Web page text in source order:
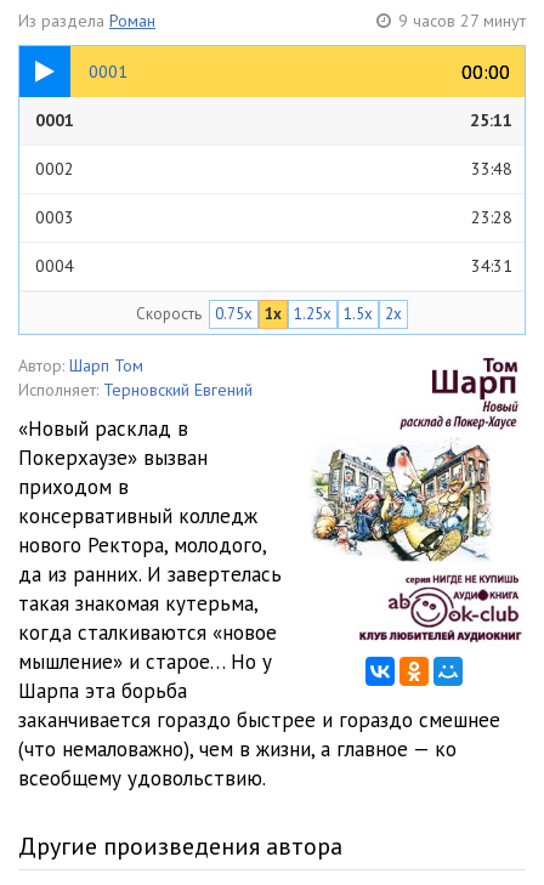
Из раздела Роман 9 часов 27 минут
0001 00:00
00:00
25:11
0001 25:11
0002 33:48
0003 23:28
0004 34:31
0006 39:48
23:48
0008 32:24
0009 36:25
0010 28:26
0011 26:16
0012
0013
0014
0016
Скорость 0.75x 1x 1.25x 1.5x 2x
Автор: Шарп Том
Исполняет: Терновский Евгений
«Новый расклад в
Покерхаузе» вызван
приходом в
консервативный колледж
нового Ректора, молодого,
да из ранних. И завертелась
такая знакомая кутерьма,
когда сталкиваются «новое
мышление» и старое… Но у
Шарпа эта борьба
заканчивается гораздо быстрее и гораздо смешнее
(что немаловажно), чем в жизни, а главное — ко
всеобщему удовольствию.
Другие произведения автора